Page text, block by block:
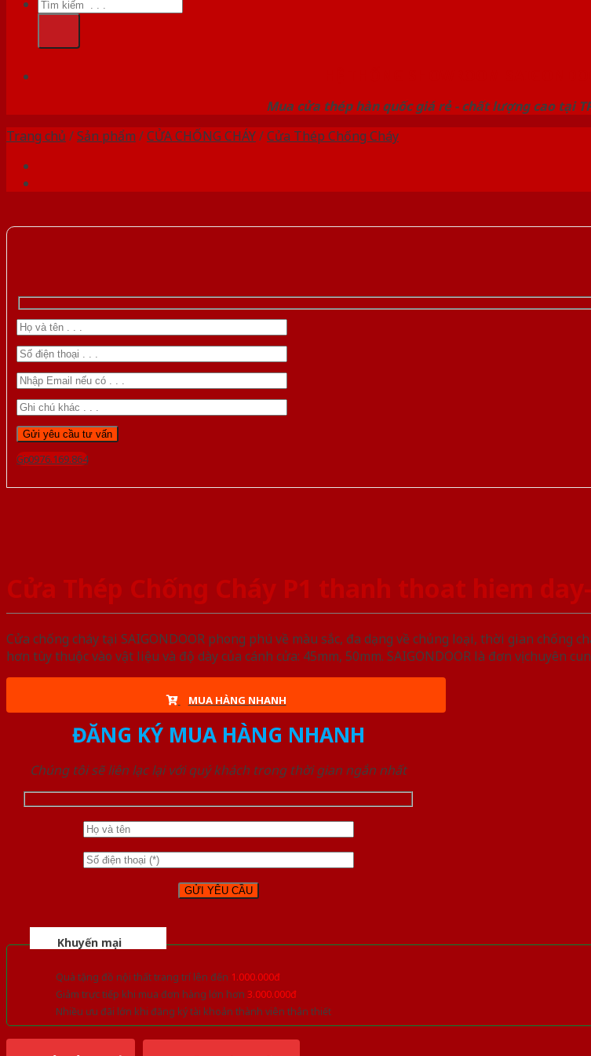
kiếm:
Mua cửa thép hàn quốc giá rẻ - chất lượng cao tại
Trang chủ /Sản phẩm /CỬA CHỐNG CHÁY/Cửa Thép Chống Cháy
Gọi 0976.169.864
Cửa Thép Chống Cháy P1 thanh thoat hiem
Cửa chống cháy tại SAIGONDOOR phong phú về màu sắc, đa dạng về chủng loại, thời gian chống
hơn tùy thuộc vào vật liệu và độ dày của cánh cửa: 45mm, 50mm. SAIGONDOOR là đơn vị chuyên
MUA HÀNG NHANH
ĐĂNG KÝ MUA HÀNG NHANH
Chúng tôi sẽ liên lạc lại với quý khách trong thời gian ngắn nhất
Khuyến mại
Quà tặng đồ nội thất trang trí lên đến 1.000.000đ
Giảm trực tiếp khi mua đơn hàng lớn hơn 3.000.000đ
Nhiều ưu đãi lớn khi đăng ký tài khoản thành viên thân thiết